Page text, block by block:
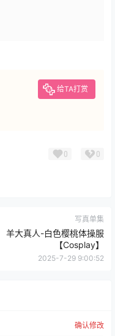
给TA打赏
0 0
写真单集
羊大真人-白色樱桃体操服
【Cosplay】
2025-7-29 9:00:52
确认修改